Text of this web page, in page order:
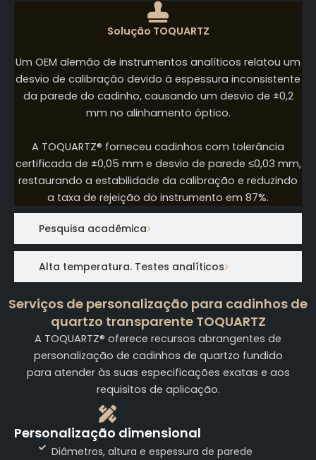
Pesquisa acadêmica
Alta temperatura. Testes analíticos
Solução TOQUARTZ
Um OEM alemão de instrumentos analíticos relatou um
desvio de calibração devido à espessura inconsistente
da parede do cadinho, causando um desvio de ±0,2
mm no alinhamento óptico.
A TOQUARTZ® forneceu cadinhos com tolerância
certificada de ±0,05 mm e desvio de parede ≤0,03 mm,
restaurando a estabilidade da calibração e reduzindo
a taxa de rejeição do instrumento em 87%.
Serviços de personalização para cadinhos de
quartzo transparente TOQUARTZ
A TOQUARTZ® oferece recursos abrangentes de
personalização de cadinhos de quartzo fundido
para atender às suas especificações exatas e aos
requisitos de aplicação.
Personalização dimensional
Diâmetros, altura e espessura de parede